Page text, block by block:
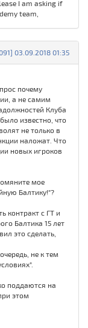
I am asking if
team,
03.09.2018 01:35
почему
а не самим
Клуба
известно, что
не только в
наложат. Что
новых игроков
мое
Балтику!"?
контракт с ГТ и
Балтика 15 лет
это сделать,
не к тем
поддаются на
этом